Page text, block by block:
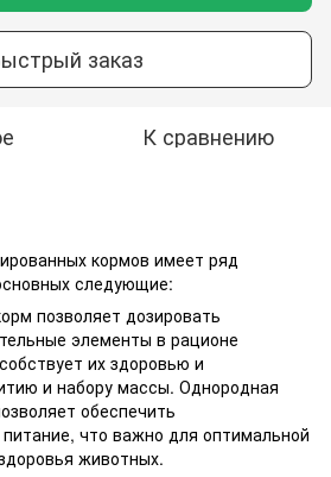
заказ
К сравнению
кормов имеет ряд
следующие:
позволяет дозировать
элементы в рационе
их здоровью и
и набору массы. Однородная
обеспечить
что важно для оптимальной
животных.